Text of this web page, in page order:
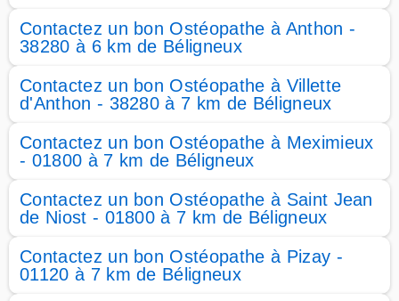
Contactez un bon Ostéopathe à Anthon -
38280 à 6 km de Béligneux
Contactez un bon Ostéopathe à Villette
d'Anthon - 38280 à 7 km de Béligneux
Contactez un bon Ostéopathe à Meximieux
- 01800 à 7 km de Béligneux
Contactez un bon Ostéopathe à Saint Jean
de Niost - 01800 à 7 km de Béligneux
Contactez un bon Ostéopathe à Pizay -
01120 à 7 km de Béligneux